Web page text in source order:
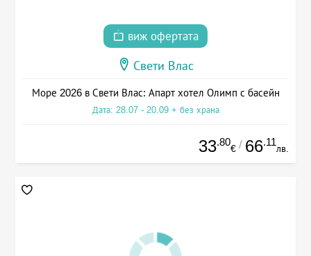
виж офертата
Свети Влас
Море 2026 в Свети Влас: Апарт хотел Олимп с басейн
Дата: 28.07 - 20.09 + без храна
33.80
€ / 66.11
лв.